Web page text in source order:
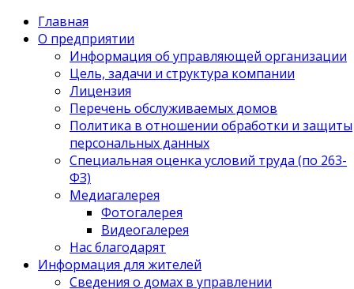
Главная
О предприятии
Информация об управляющей организации
Цель, задачи и структура компании
Лицензия
Перечень обслуживаемых домов
Политика в отношении обработки и защиты
персональных данных
Специальная оценка условий труда (по 263-
ФЗ)
Медиагалерея
Фотогалерея
Видеогалерея
Нас благодарят
Информация для жителей
Сведения о домах в управлении